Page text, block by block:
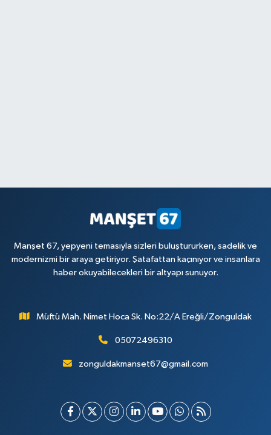
Manşet 67, yepyeni temasıyla sizleri buluştururken, sadelik ve
modernizmi bir araya getiriyor. Şatafattan kaçınıyor ve insanlara
haber okuyabilecekleri bir altyapı sunuyor.
Müftü Mah. Nimet Hoca Sk. No:22/A Ereğli/Zonguldak
05072496310
zonguldakmanset67@gmail.com